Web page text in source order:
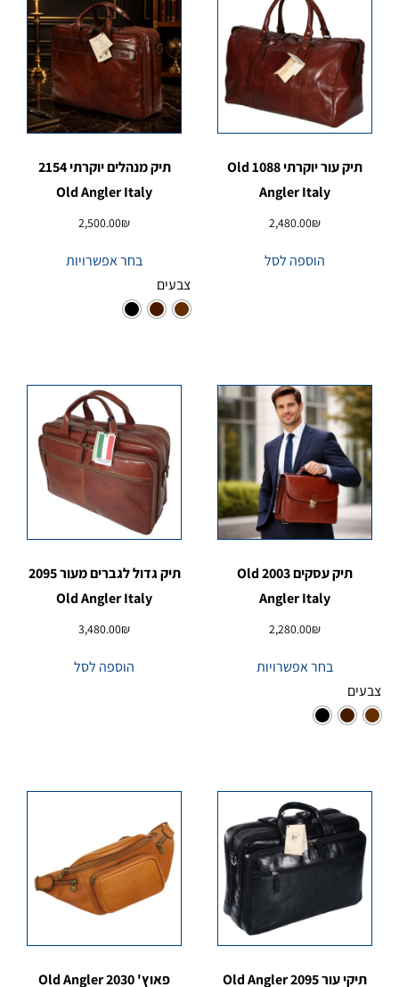
תיק עור יוקרתי 1088 Old
Angler Italy
2,480.00₪
הוספה לסל
תיק מנהלים יוקרתי 2154
Old Angler Italy
2,500.00₪
בחר אפשרויות
צבעים
תיק עסקים 2003 Old
Angler Italy
2,280.00₪
בחר אפשרויות
צבעים
תיק גדול לגברים מעור 2095
Old Angler Italy
3,480.00₪
הוספה לסל
תיקי עור 2095 Old Angler פאוץ' 2030 Old Angler